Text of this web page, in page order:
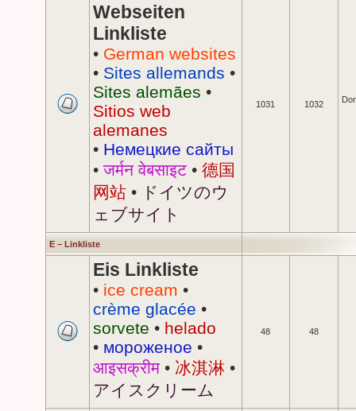
Webseiten
Linkliste
• German websites
• Sites allemands •
Sites alemães •
Sitios web
alemanes
• Немецкие сайты
•जर्मन वेबसाइट• 德国
网站 • ドイツのウ
ェブサイト
1031 1032
E – Linkliste
Eis Linkliste
• ice cream •
crème glacée •
sorvete • helado
• мороженое •
आइसक्रीम • 冰淇淋 •
アイスクリーム
48 48